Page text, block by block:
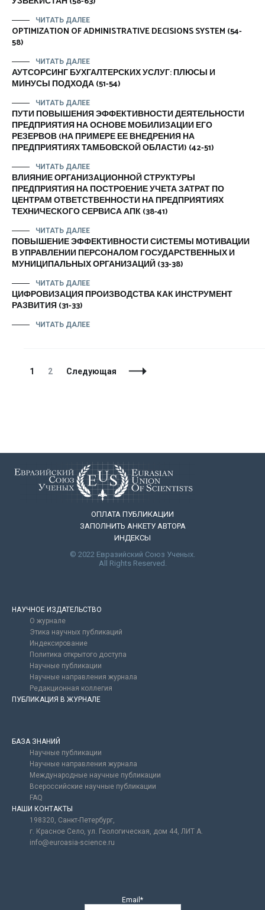
ЧИТАТЬ ДАЛЕЕ
OPTIMIZATION OF ADMINISTRATIVE DECISIONS SYSTEM (54-
58)
ЧИТАТЬ ДАЛЕЕ
АУТСОРСИНГ БУХГАЛТЕРСКИХ УСЛУГ: ПЛЮСЫ И
МИНУСЫ ПОДХОДА (51-54)
ЧИТАТЬ ДАЛЕЕ
ПУТИ ПОВЫШЕНИЯ ЭФФЕКТИВНОСТИ ДЕЯТЕЛЬНОСТИ
ПРЕДПРИЯТИЯ НА ОСНОВЕ МОБИЛИЗАЦИИ ЕГО
РЕЗЕРВОВ (НА ПРИМЕРЕ ЕЕ ВНЕДРЕНИЯ НА
ПРЕДПРИЯТИЯХ ТАМБОВСКОЙ ОБЛАСТИ) (42-51)
ЧИТАТЬ ДАЛЕЕ
ВЛИЯНИЕ ОРГАНИЗАЦИОННОЙ СТРУКТУРЫ
ПРЕДПРИЯТИЯ НА ПОСТРОЕНИЕ УЧЕТА ЗАТРАТ ПО
ЦЕНТРАМ ОТВЕТСТВЕННОСТИ НА ПРЕДПРИЯТИЯХ
ТЕХНИЧЕСКОГО СЕРВИСА АПК (38-41)
ЧИТАТЬ ДАЛЕЕ
ПОВЫШЕНИЕ ЭФФЕКТИВНОСТИ СИСТЕМЫ МОТИВАЦИИ
В УПРАВЛЕНИИ ПЕРСОНАЛОМ ГОСУДАРСТВЕННЫХ И
МУНИЦИПАЛЬНЫХ ОРГАНИЗАЦИЙ (33-38)
ЧИТАТЬ ДАЛЕЕ
ЦИФРОВИЗАЦИЯ ПРОИЗВОДСТВА КАК ИНСТРУМЕНТ
РАЗВИТИЯ (31-33)
ЧИТАТЬ ДАЛЕЕ
Навигация
Страница
1 Страница
2 Следующая
ОПЛАТА ПУБЛИКАЦИИ
ЗАПОЛНИТЬ АНКЕТУ АВТОРА
ИНДЕКСЫ
© 2022 Евразийский Союз Ученых.
All Rights Reserved.
НАУЧНОЕ ИЗДАТЕЛЬСТВО
О журнале
Этика научных публикаций
Индексирование
Политика открытого доступа
Научные публикации
Научные направления журнала
Редакционная коллегия
ПУБЛИКАЦИЯ В ЖУРНАЛЕ
БАЗА ЗНАНИЙ
Научные публикации
Научные направления журнала
Международные научные публикации
Всероссийские научные публикации
FAQ
НАШИ КОНТАКТЫ
198320, Санкт-Петербург,
г. Красное Село, ул. Геологическая, дом 44, ЛИТ А.
info@euroasia-science.ru
Email*